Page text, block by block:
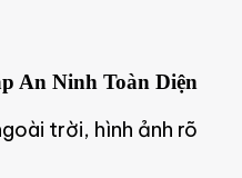
An Ninh Toàn Diện
trời, hình ảnh rõ